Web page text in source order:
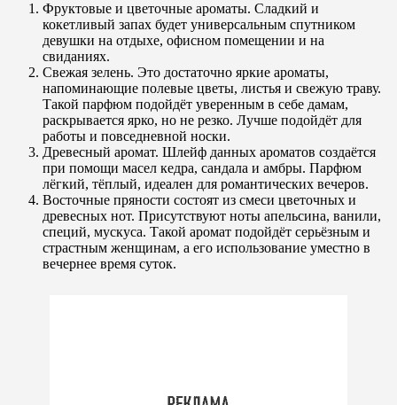
Фруктовые и цветочные ароматы. Сладкий и
кокетливый запах будет универсальным спутником
девушки на отдыхе, офисном помещении и на
свиданиях.
Свежая зелень. Это достаточно яркие ароматы,
напоминающие полевые цветы, листья и свежую траву.
Такой парфюм подойдёт уверенным в себе дамам,
раскрывается ярко, но не резко. Лучше подойдёт для
работы и повседневной носки.
Древесный аромат. Шлейф данных ароматов создаётся
при помощи масел кедра, сандала и амбры. Парфюм
лёгкий, тёплый, идеален для романтических вечеров.
Восточные пряности состоят из смеси цветочных и
древесных нот. Присутствуют ноты апельсина, ванили,
специй, мускуса. Такой аромат подойдёт серьёзным и
страстным женщинам, а его использование уместно в
вечернее время суток.